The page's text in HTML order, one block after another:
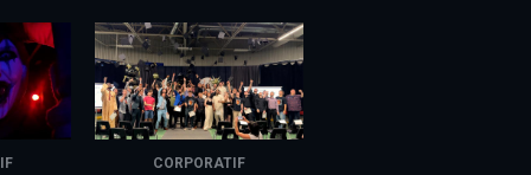
CORPORATIF